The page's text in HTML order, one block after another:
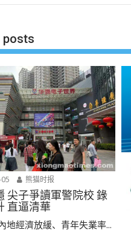
posts
熊猫时报
尖子爭讀軍警院校 錄
直逼清華
地經濟放緩、青年失業率...